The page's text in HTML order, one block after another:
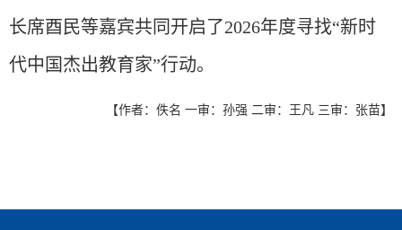
长席酉民等嘉宾共同开启了2026年度寻找“新时
代中国杰出教育家”行动。
【作者：佚名 一审：孙强 二审：王凡 三审：张苗】